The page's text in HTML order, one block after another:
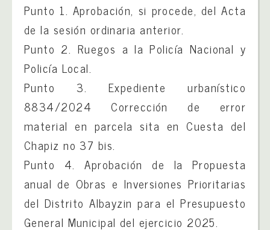
Punto 1. Aprobación, si procede, del Acta
de la sesión ordinaria anterior.
Punto 2. Ruegos a la Policía Nacional y
Policía Local.
Punto 3. Expediente urbanístico
8834/2024 Corrección de error
material en parcela sita en Cuesta del
Chapiz no 37 bis.
Punto 4. Aprobación de la Propuesta
anual de Obras e Inversiones Prioritarias
del Distrito Albayzin para el Presupuesto
General Municipal del ejercicio 2025.